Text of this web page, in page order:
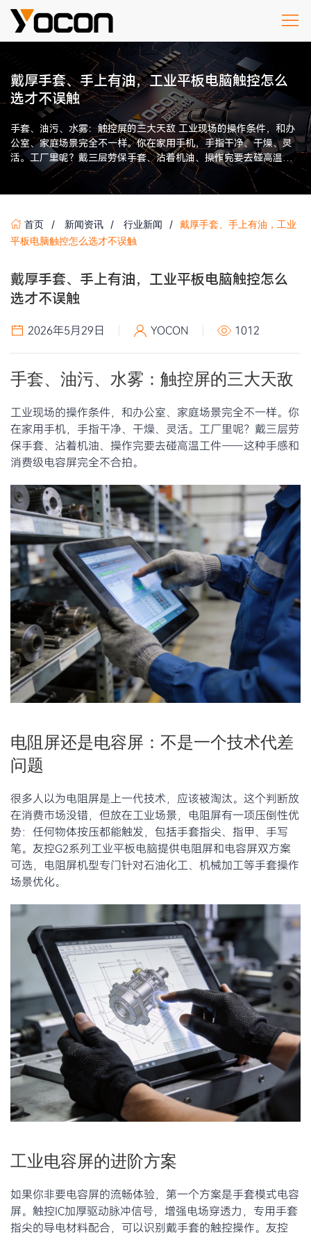
戴厚手套、手上有油，工业平板电脑触控怎么
选才不误触
手套、油污、水雾：触控屏的三大天敌 工业现场的操作条件，和办
公室、家庭场景完全不一样。你在家用手机，手指干净、干燥、灵
活。工厂里呢？戴三层劳保手套、沾着机油、操作完要去碰高温工
件——这种手感和消费级电 […]
首页 新闻资讯 行业新闻
戴厚手套、手上有油，工业
平板电脑触控怎么选才不误触
戴厚手套、手上有油，工业平板电脑触控怎么
选才不误触
2026年5月29日 YOCON 1012
手套、油污、水雾：触控屏的三大天敌
工业现场的操作条件，和办公室、家庭场景完全不一样。你
在家用手机，手指干净、干燥、灵活。工厂里呢？戴三层劳
保手套、沾着机油、操作完要去碰高温工件——这种手感和
消费级电容屏完全不合拍。
电阻屏还是电容屏：不是一个技术代差
问题
很多人以为电阻屏是上一代技术，应该被淘汰。这个判断放
在消费市场没错，但放在工业场景，电阻屏有一项压倒性优
势：任何物体按压都能触发，包括手套指尖、指甲、手写
笔。友控G2系列工业平板电脑提供电阻屏和电容屏双方案
可选，电阻屏机型专门针对石油化工、机械加工等手套操作
场景优化。
工业电容屏的进阶方案
如果你非要电容屏的流畅体验，第一个方案是手套模式电容
屏。触控IC加厚驱动脉冲信号，增强电场穿透力，专用手套
指尖的导电材料配合，可以识别戴手套的触控操作。友控